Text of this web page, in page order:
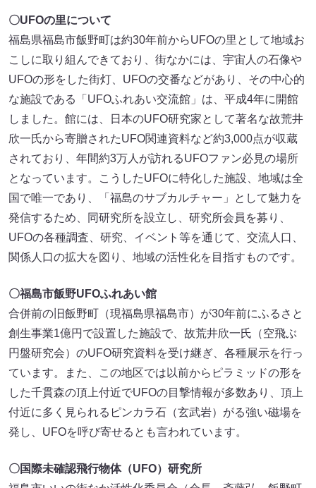
〇UFOの里について
福島県福島市飯野町は約30年前からUFOの里として地域お
こしに取り組んできており、街なかには、宇宙人の石像や
UFOの形をした街灯、UFOの交番などがあり、その中心的
な施設である「UFOふれあい交流館」は、平成4年に開館
しました。館には、日本のUFO研究家として著名な故荒井
欣一氏から寄贈されたUFO関連資料など約3,000点が収蔵
されており、年間約3万人が訪れるUFOファン必見の場所
となっています。こうしたUFOに特化した施設、地域は全
国で唯一であり、「福島のサブカルチャー」として魅力を
発信するため、同研究所を設立し、研究所会員を募り、
UFOの各種調査、研究、イベント等を通じて、交流人口、
関係人口の拡大を図り、地域の活性化を目指すものです。
〇福島市飯野UFOふれあい館
合併前の旧飯野町（現福島県福島市）が30年前にふるさと
創生事業1億円で設置した施設で、故荒井欣一氏（空飛ぶ
円盤研究会）のUFO研究資料を受け継ぎ、各種展示を行っ
ています。また、この地区では以前からピラミッドの形を
した千貫森の頂上付近でUFOの目撃情報が多数あり、頂上
付近に多く見られるピンカラ石（玄武岩）がる強い磁場を
発し、UFOを呼び寄せるとも言われています。
〇国際未確認飛行物体（UFO）研究所